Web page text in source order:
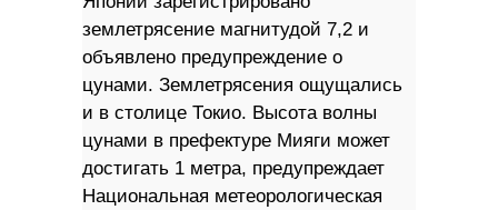
землетрясение магнитудой 7,2 и
объявлено предупреждение о
цунами. Землетрясения ощущались
и в столице Токио. Высота волны
цунами в префектуре Мияги может
достигать 1 метра, предупреждает
Национальная метеорологическая